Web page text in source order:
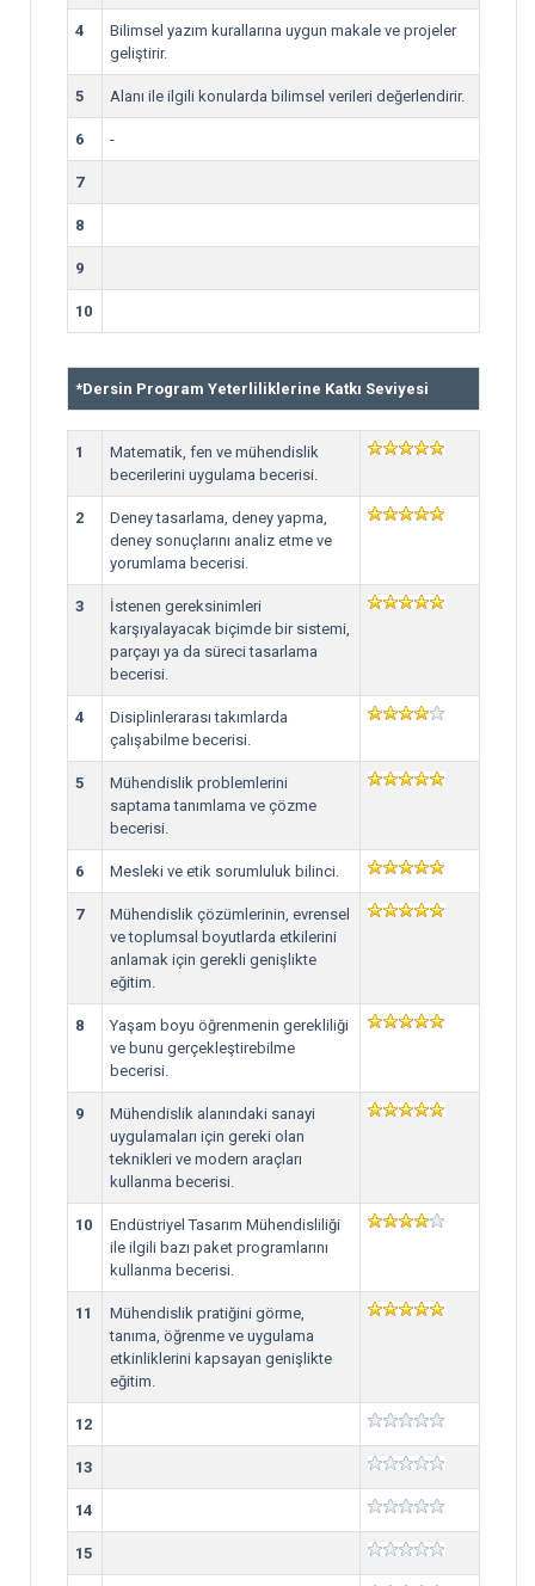
4
Bilimsel yazım kurallarına uygun makale ve projeler
geliştirir.
5 Alanı ile ilgili konularda bilimsel verileri değerlendirir.
6 -
7
8
9
10
*Dersin Program Yeterliliklerine Katkı Seviyesi
1
Matematik, fen ve mühendislik
becerilerini uygulama becerisi.
2
Deney tasarlama, deney yapma,
deney sonuçlarını analiz etme ve
yorumlama becerisi.
3
İstenen gereksinimleri
karşıyalayacak biçimde bir sistemi,
parçayı ya da süreci tasarlama
becerisi.
4
Disiplinlerarası takımlarda
çalışabilme becerisi.
5
Mühendislik problemlerini
saptama tanımlama ve çözme
becerisi.
6 Mesleki ve etik sorumluluk bilinci.
7
Mühendislik çözümlerinin, evrensel
ve toplumsal boyutlarda etkilerini
anlamak için gerekli genişlikte
eğitim.
8
Yaşam boyu öğrenmenin gerekliliği
ve bunu gerçekleştirebilme
becerisi.
9
Mühendislik alanındaki sanayi
uygulamaları için gereki olan
teknikleri ve modern araçları
kullanma becerisi.
10
Endüstriyel Tasarım Mühendisliliği
ile ilgili bazı paket programlarını
kullanma becerisi.
11
Mühendislik pratiğini görme,
tanıma, öğrenme ve uygulama
etkinliklerini kapsayan genişlikte
eğitim.
12
13
14
15